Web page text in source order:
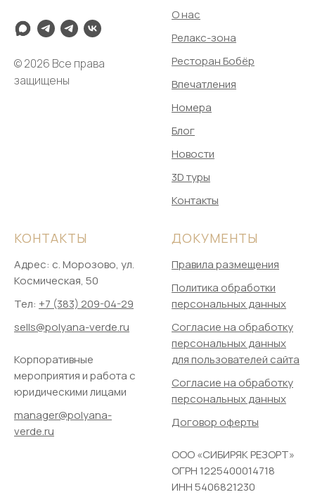
© 2026 Все права
защищены
О нас
Релакс-зона
Ресторан Бобёр
Впечатления
Номера
Блог
Новости
3D туры
Контакты
КОНТАКТЫ
Адрес: ​с. Морозово, ул.
Космическая, 50
Тел: +7 (383) 209-04-29
sells@polyana-verde.ru
Корпоративные
мероприятия и работа с
юридическими лицами
manager@polyana-
verde.ru
ДОКУМЕНТЫ
Правила размещения
Политика обработки
персональных данных
Согласие на обработку
персональных данных
для пользователей сайта
Согласие на обработку
персональных данных
Договор оферты
ООО «СИБИРЯК РЕЗОРТ»
ОГРН 1225400014718
ИНН 5406821230